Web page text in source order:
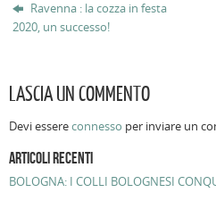
Ravenna : la cozza in festa
2020, un successo!
LASCIA UN COMMENTO
Devi essereconnesso per inviare un
ARTICOLI RECENTI
BOLOGNA: I COLLI BOLOGNESI